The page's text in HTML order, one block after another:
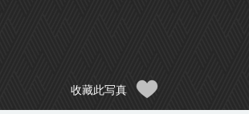
收藏此写真